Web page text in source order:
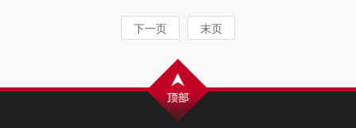
下一页 末页